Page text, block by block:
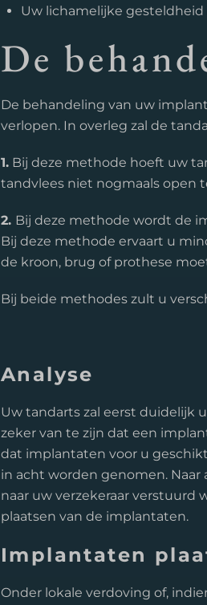
Uw lichamelijke gesteldheid
De
De behandeling van uw
verlopen. In overleg zal de
1. Bij deze methode hoeft uw
tandvlees niet nogmaals open
2. Bij deze methode wordt de
Bij deze methode ervaart u
de kroon, brug of prothese
Bij beide methodes zult u
Analyse
Uw tandarts zal eerst duidelijk
zeker van te zijn dat een
dat implantaten voor u
in acht worden genomen.
naar uw verzekeraar verstuurd
plaatsen van de implantaten.
Implantaten
Onder lokale verdoving of,